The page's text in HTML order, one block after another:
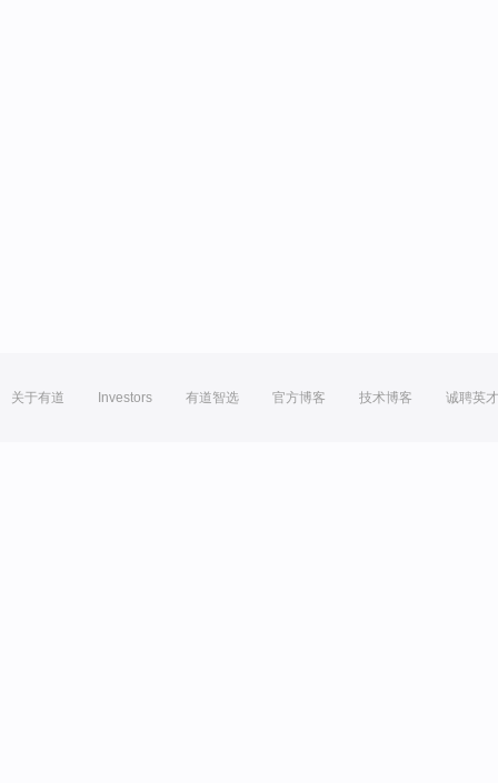
关于有道 Investors 有道智选 官方博客 技术博客 诚聘英才